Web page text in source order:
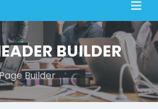
BUILDER
Builder